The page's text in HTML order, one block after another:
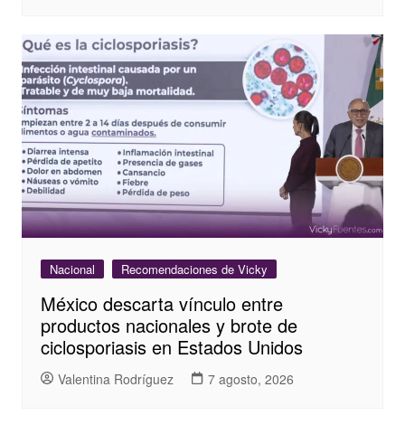
Nacional Recomendaciones de Vicky
México descarta vínculo entre
productos nacionales y brote de
ciclosporiasis en Estados Unidos
Valentina Rodríguez 7 agosto, 2026